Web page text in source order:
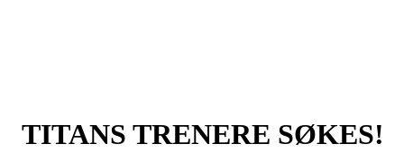
TITANS TRENERE SØKES!